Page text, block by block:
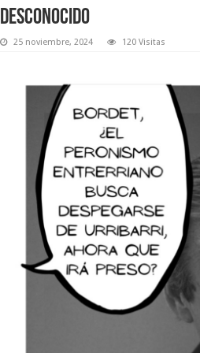
Desconocido
25 noviembre, 2024 120 Visitas